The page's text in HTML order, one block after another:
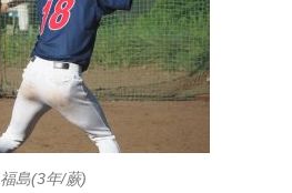
福島(3年/蕨)